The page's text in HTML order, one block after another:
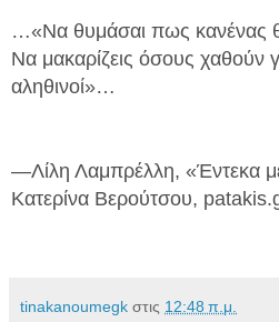
…«Να θυμάσαι πως κανένας
Να μακαρίζεις όσους χαθούν
αληθινοί»…
—Λίλη Λαμπρέλλη, «Έντεκα
Κατερίνα Βερούτσου,
tinakanoumegk στις 12:48 π.μ.